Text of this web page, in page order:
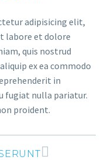
adipisicing elit,
labore et dolore
quis nostrud
ex ea commodo
in
fugiat nulla pariatur.
proident.